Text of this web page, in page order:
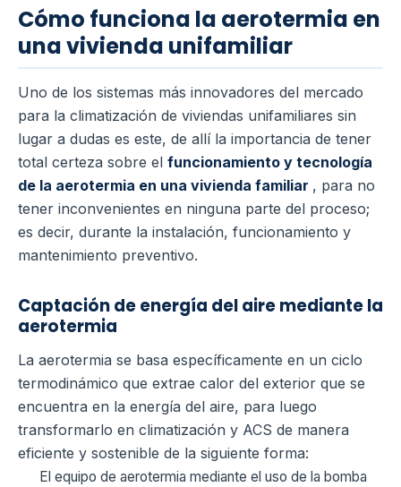
Cómo funciona la aerotermia en
una vivienda unifamiliar
Uno de los sistemas más innovadores del mercado
para la climatización de viviendas unifamiliares sin
lugar a dudas es este, de allí la importancia de tener
total certeza sobre el funcionamiento y tecnología
de la aerotermia en una vivienda familiar , para no
tener inconvenientes en ninguna parte del proceso;
es decir, durante la instalación, funcionamiento y
mantenimiento preventivo.
Captación de energía del aire mediante la
aerotermia
La aerotermia se basa específicamente en un ciclo
termodinámico que extrae calor del exterior que se
encuentra en la energía del aire, para luego
transformarlo en climatización y ACS de manera
eficiente y sostenible de la siguiente forma:
El equipo de aerotermia mediante el uso de la bomba